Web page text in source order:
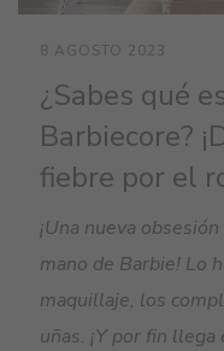
¿Sabes qué
Barbiecore?
fiebre por el
8 AGOSTO 2023
¡Una nueva
mano de Barbie! Lo
maquillaje, los
uñas. ¡Y por fin